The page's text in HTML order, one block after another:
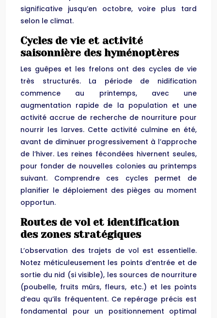
significative jusqu’en octobre, voire plus tard
selon le climat.
Cycles de vie et activité
saisonnière des hyménoptères
Les guêpes et les frelons ont des cycles de vie
très structurés. La période de nidification
commence au printemps, avec une
augmentation rapide de la population et une
activité accrue de recherche de nourriture pour
nourrir les larves. Cette activité culmine en été,
avant de diminuer progressivement à l’approche
de l’hiver. Les reines fécondées hivernent seules,
pour fonder de nouvelles colonies au printemps
suivant. Comprendre ces cycles permet de
planifier le déploiement des pièges au moment
opportun.
Routes de vol et identification
des zones stratégiques
L’observation des trajets de vol est essentielle.
Notez méticuleusement les points d’entrée et de
sortie du nid (si visible), les sources de nourriture
(poubelle, fruits mûrs, fleurs, etc.) et les points
d’eau qu’ils fréquentent. Ce repérage précis est
fondamental pour un positionnement optimal